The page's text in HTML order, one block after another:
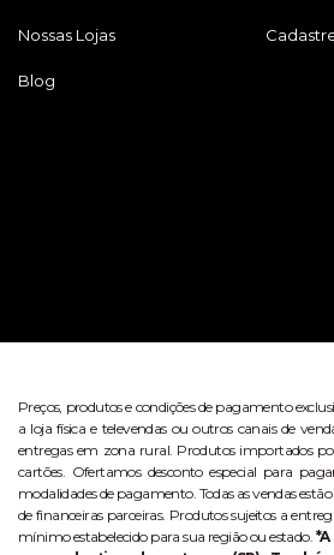
Nossas Lojas
Blog
Preços, produtos e condições de pagamento
a loja física e televendas ou outros canais de
entregas em zona rural. Produtos importados
cartões. Ofertamos desconto especial para
modalidades de pagamento. Todas as vendas
de financeiras parceiras. Produtos sujeitos a
mínimo estabelecido para sua região ou estado.